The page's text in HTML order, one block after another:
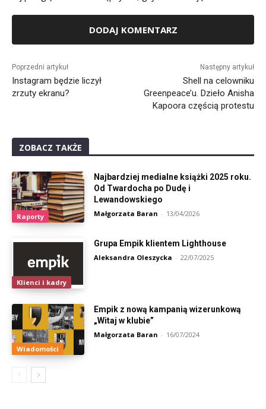
Poprzedni artykuł
Instagram będzie liczył
zrzuty ekranu?
Następny artykuł
Shell na celowniku
Greenpeace’u. Dzieło Anisha
Kapoora częścią protestu
ZOBACZ TAKŻE
Raporty
Najbardziej medialne książki 2025 roku.
Od Twardocha po Dudę i
Lewandowskiego
Małgorzata Baran - 13/04/2026
Klienci i kadry
Grupa Empik klientem Lighthouse
Aleksandra Oleszycka - 22/07/2025
Wiadomości
Empik z nową kampanią wizerunkową
„Witaj w klubie”
Małgorzata Baran - 16/07/2024